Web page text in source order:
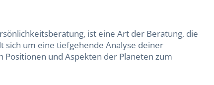
ist eine Art der Beratung, die
sich um eine tiefgehende Analyse deiner
Positionen und Aspekten der Planeten zum